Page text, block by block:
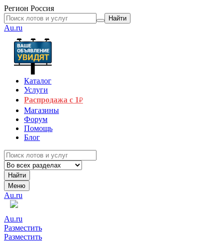
Регион Россия
Найти
Au.ru
Каталог
Услуги
Распродажа с 1₽
Магазины
Форум
Помощь
Блог
Найти
Меню
Au.ru
Au.ru
Разместить
Разместить